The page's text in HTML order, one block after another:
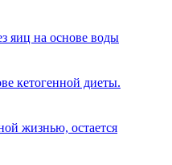
яиц на основе воды
кетогенной диеты.
жизнью, остается